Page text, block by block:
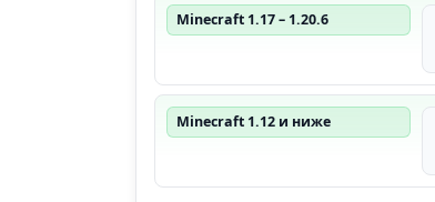
Minecraft 1.17 – 1.20.6
Minecraft 1.12 и ниже